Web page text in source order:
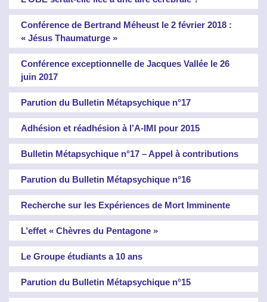
Conférence de Bertrand Méheust le 2 février 2018 :
« Jésus Thaumaturge »
Conférence exceptionnelle de Jacques Vallée le 26
juin 2017
Parution du Bulletin Métapsychique n°17
Adhésion et réadhésion à l’A-IMI pour 2015
Bulletin Métapsychique n°17 – Appel à contributions
Parution du Bulletin Métapsychique n°16
Recherche sur les Expériences de Mort Imminente
L’effet « Chèvres du Pentagone »
Le Groupe étudiants a 10 ans
Parution du Bulletin Métapsychique n°15